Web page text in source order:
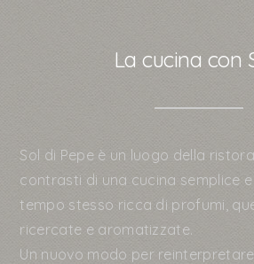
La cucina con
Sol di Pepe è un luogo della
contrasti di una cucina semplice
tempo stesso ricca di profumi,
ricercate e aromatizzate.
Un nuovo modo per